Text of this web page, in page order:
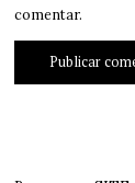
comentar.